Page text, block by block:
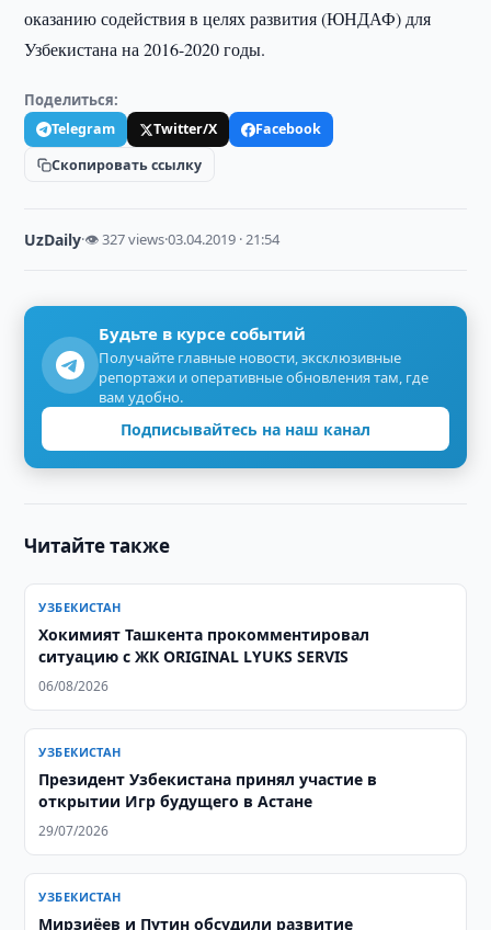
оказанию содействия в целях развития (ЮНДАФ) для
Узбекистана на 2016-2020 годы.
Поделиться:
Telegram Twitter/X
Facebook
Скопировать ссылку
UzDaily·👁 327 views·03.04.2019 · 21:54
Будьте в курсе событий
Получайте главные новости, эксклюзивные
репортажи и оперативные обновления там, где
вам удобно.
Подписывайтесь на наш канал
Читайте также
УЗБЕКИСТАН
Хокимият Ташкента прокомментировал
ситуацию с ЖК ORIGINAL LYUKS SERVIS
06/08/2026
УЗБЕКИСТАН
Президент Узбекистана принял участие в
открытии Игр будущего в Астане
29/07/2026
УЗБЕКИСТАН
Мирзиёев и Путин обсудили развитие